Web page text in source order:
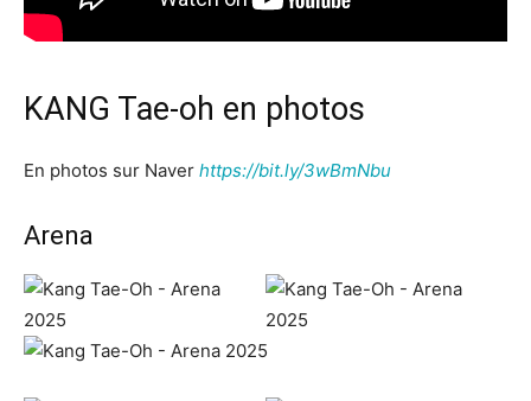
KANG Tae-oh en photos
En photos sur Naver https://bit.ly/3wBmNbu
Arena